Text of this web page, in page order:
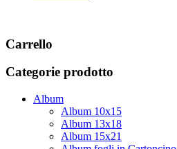
Carrello
Categorie prodotto
Album
Album 10x15
Album 13x18
Album 15x21